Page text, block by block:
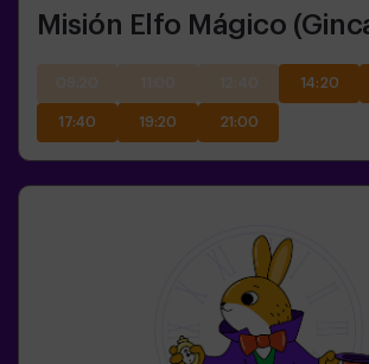
Misión Elfo Mágico
14:20
17:40 19:20 21:00